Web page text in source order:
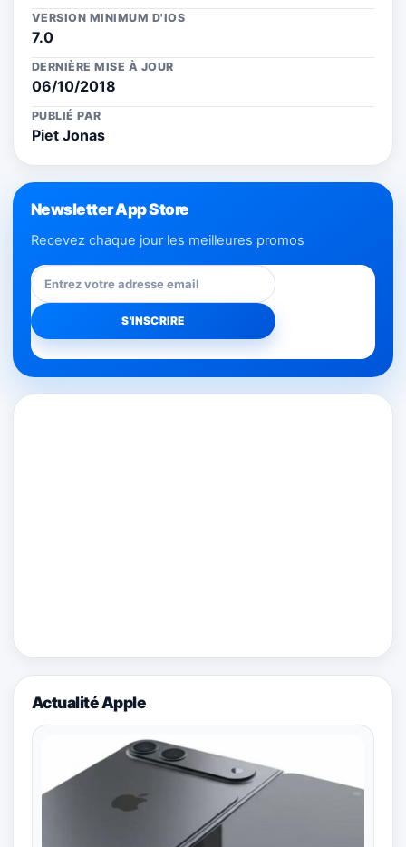
VERSION MINIMUM D'IOS
7.0
DERNIÈRE MISE À JOUR
06/10/2018
PUBLIÉ PAR
Piet Jonas
Newsletter App Store
Recevez chaque jour les meilleures promos
Actualité Apple